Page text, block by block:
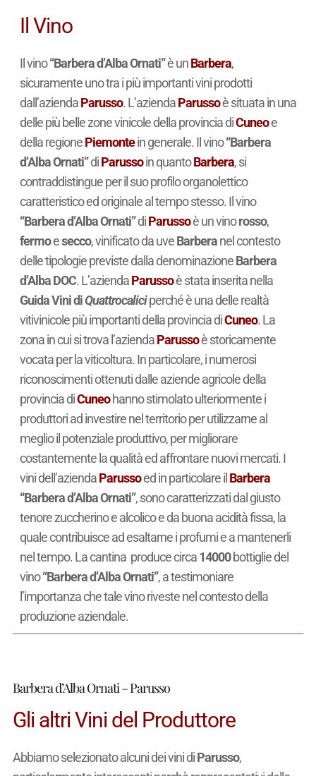
Il Vino
Il vino“Barbera d’Alba Ornati”è unBarbera,
sicuramente uno tra i più importanti vini prodotti
dall’aziendaParusso. L’aziendaParussoè situata in una
delle più belle zone vinicole della provincia diCuneoe
della regionePiemontein generale. Il vino“Barbera
d’Alba Ornati”diParussoin quantoBarbera, si
contraddistingue per il suo profilo organolettico
caratteristico ed originale al tempo stesso. Il vino
“Barbera d’Alba Ornati”diParussoè un vinorosso,
fermoesecco, vinificato da uveBarberanel contesto
delle tipologie previste dalla denominazioneBarbera
d’Alba DOC. L’aziendaParussoè stata inserita nella
Guida Vini diQuattrocaliciperché è una delle realtà
vitivinicole più importanti della provincia diCuneo. La
zona in cui si trova l’aziendaParussoè storicamente
vocata per la viticoltura. In particolare, i numerosi
riconoscimenti ottenuti dalle aziende agricole della
provincia diCuneohanno stimolato ulteriormente i
produttori ad investire nel territorio per utilizzarne al
meglio il potenziale produttivo, per migliorare
costantemente la qualità ed affrontare nuovi mercati. I
vini dell’aziendaParussoed in particolare il Barbera
“Barbera d’Alba Ornati”, sono caratterizzati dal giusto
tenore zuccherino e alcolico e da buona acidità fissa, la
quale contribuisce ad esaltarne i profumi e a mantenerli
nel tempo. La cantina produce circa14000bottiglie del
vino“Barbera d’Alba Ornati”, a testimoniare
l’importanza che tale vino riveste nel contesto della
produzione aziendale.
Barbera d’Alba Ornati – Parusso
Gli altri Vini del Produttore
Abbiamo selezionato alcuni dei vini diParusso,